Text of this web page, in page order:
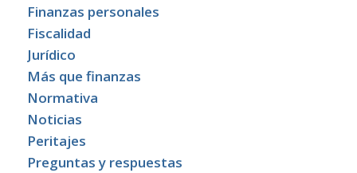
Finanzas personales
Fiscalidad
Jurídico
Más que finanzas
Normativa
Noticias
Peritajes
Preguntas y respuestas